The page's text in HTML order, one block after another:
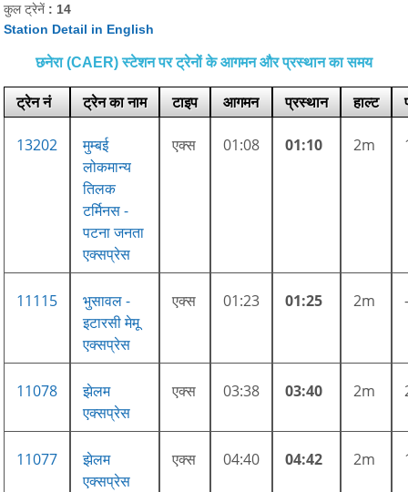
कुल ट्रेनें : 14
Station Detail in English
छनेरा (CAER) स्टेशन पर ट्रेनों के आगमन और प्रस्थान का समय
ट्रेन नं ट्रेन का नाम टाइप आगमन प्रस्थान हाल्ट
13202
मुम्बई
लोकमान्य
तिलक
टर्मिनस -
पटना जनता
एक्सप्रेस
एक्स 01:08 01:10 2m
11115
भुसावल -
इटारसी मेमू
एक्सप्रेस
एक्स 01:23 01:25 2m
11078
झेलम
एक्सप्रेस
एक्स 03:38 03:40 2m
11077
झेलम
एक्सप्रेस
एक्स 04:40 04:42 2m